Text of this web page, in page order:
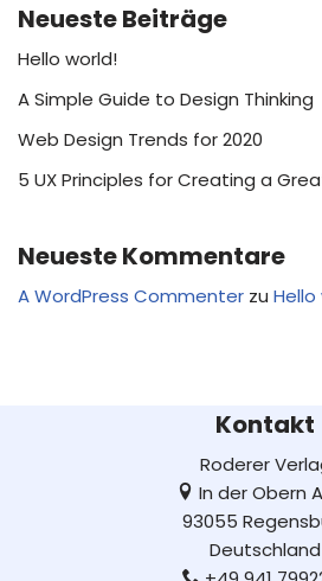
Neueste Beiträge
Hello world!
A Simple Guide to Design Thinking
Web Design Trends for 2020
5 UX Principles for Creating a
Neueste Kommentare
A WordPress Commenter zu Hello
Kontakt
Roderer
In der Obern
93055
Deutschland